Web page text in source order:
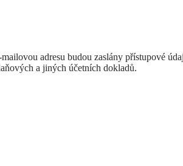
adresu budou zaslány přístupové
a jiných účetních dokladů.